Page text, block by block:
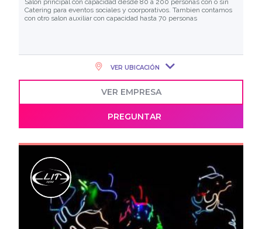
Salón principal con capacidad desde 80 a 200 personas con o sin
Catering para eventos sociales y coorporativos. Tambien contamos
con otro salon auxiliar con capacidad hasta 70 personas
VER UBICACIÓN
VER EMPRESA
PREGUNTAR